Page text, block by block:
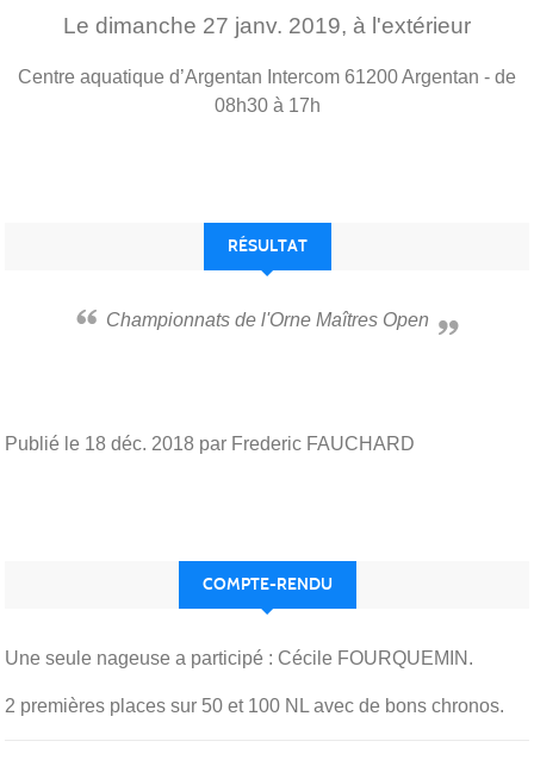
Le dimanche 27 janv. 2019, à l'extérieur
Centre aquatique d’Argentan Intercom 61200Argentan - de
08h30 à 17h
RÉSULTAT
Championnats de l'Orne Maîtres Open
Publié le 18 déc. 2018 par Frederic FAUCHARD
COMPTE-RENDU
Une seule nageuse a participé : Cécile FOURQUEMIN.
2 premières places sur 50 et 100 NL avec de bons chronos.